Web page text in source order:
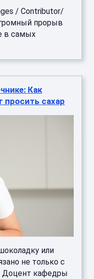
/ Contributor/
прорыв
в самых
Как
просить сахар
или
не только с
Доцент кафедры